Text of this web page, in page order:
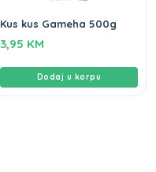
Kus kus Gameha 500g
3,95 KM
Dodaj u korpu